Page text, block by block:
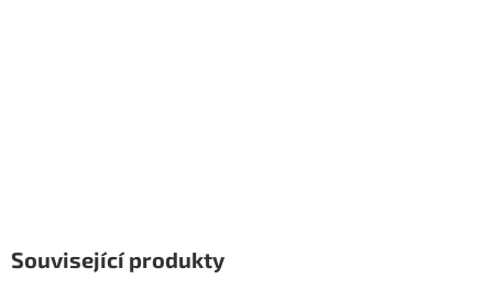
Související produkty